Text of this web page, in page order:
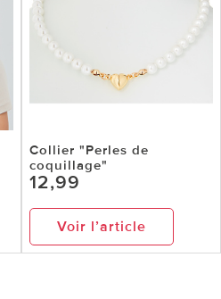
Collier "Perles de
coquillage"
12,99
Voir l’article